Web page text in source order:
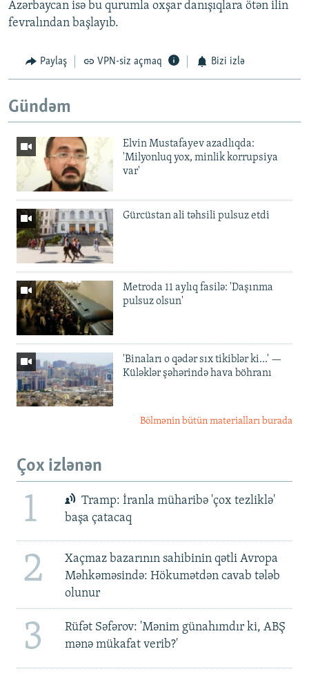
Azərbaycan isə bu qurumla oxşar danışıqlara ötən ilin
fevralından başlayıb.
Paylaş VPN-siz açmaq Bizi izlə
Gündəm
Elvin Mustafayev azadlıqda:
'Milyonluq yox, minlik korrupsiya
var'
Gürcüstan ali təhsili pulsuz etdi
Metroda 11 aylıq fasilə: 'Daşınma
pulsuz olsun'
'Binaları o qədər sıx tikiblər ki...' —
Küləklər şəhərində hava böhranı
Bölmənin bütün materialları burada
Çox izlənən
1
Tramp: İranla müharibə 'çox tezliklə'
başa çatacaq
2
Xaçmaz bazarının sahibinin qətli Avropa
Məhkəməsində: Hökumətdən cavab tələb
olunur
3
Rüfət Səfərov: 'Mənim günahımdır ki, ABŞ
mənə mükafat verib?'